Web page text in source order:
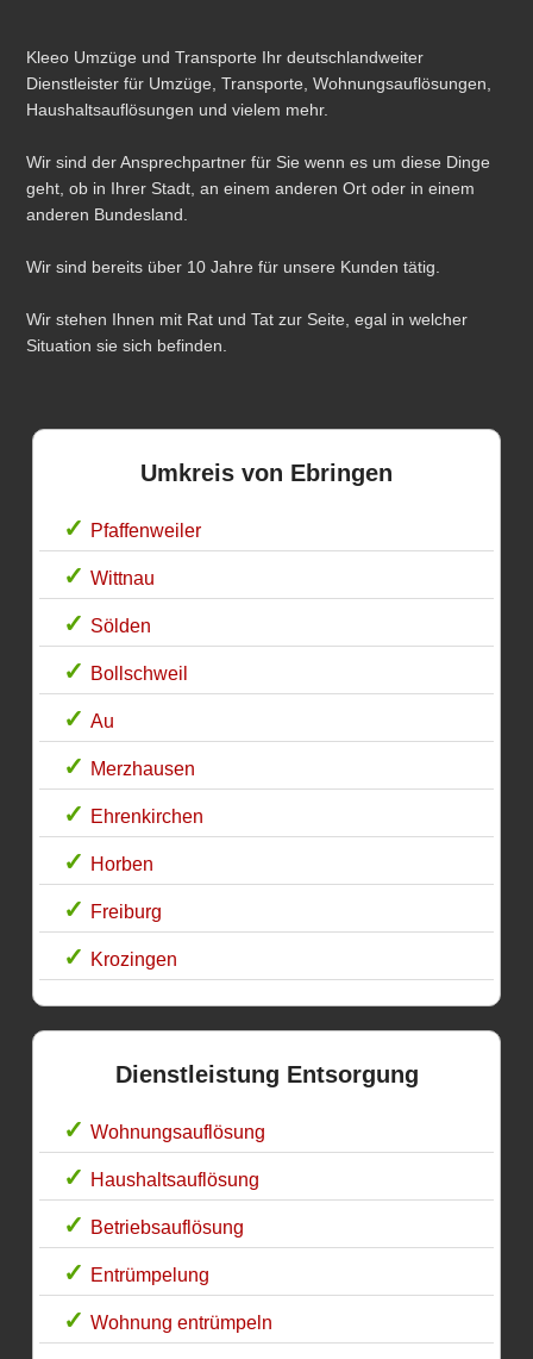
Kleeo Umzüge und Transporte Ihr deutschlandweiter
Dienstleister für Umzüge, Transporte, Wohnungsauflösungen,
Haushaltsauflösungen und vielem mehr.
Wir sind der Ansprechpartner für Sie wenn es um diese Dinge
geht, ob in Ihrer Stadt, an einem anderen Ort oder in einem
anderen Bundesland.
Wir sind bereits über 10 Jahre für unsere Kunden tätig.
Wir stehen Ihnen mit Rat und Tat zur Seite, egal in welcher
Situation sie sich befinden.
Umkreis von Ebringen
Pfaffenweiler
Wittnau
Sölden
Bollschweil
Au
Merzhausen
Ehrenkirchen
Horben
Freiburg
Krozingen
Dienstleistung Entsorgung
Wohnungsauflösung
Haushaltsauflösung
Betriebsauflösung
Entrümpelung
Wohnung entrümpeln